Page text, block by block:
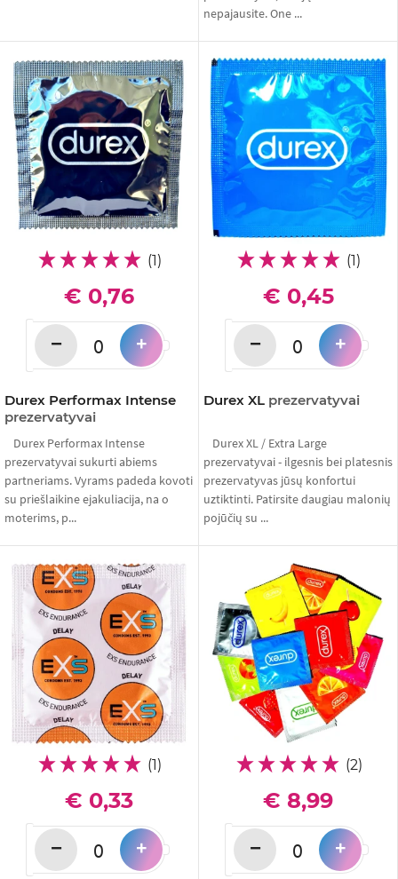
nepajausite. One ...
(1)
Durex Performax Intense
prezervatyvai
€ 0,76
− +
Durex Performax Intense
prezervatyvai sukurti abiems
partneriams. Vyrams padeda kovoti
su priešlaikine ejakuliacija, na o
moterims, p...
(1)
Durex XL prezervatyvai
€ 0,45
− +
Durex XL / Extra Large
prezervatyvai - ilgesnis bei platesnis
prezervatyvas jūsų konfortui
uztiktinti. Patirsite daugiau malonių
pojūčių su ...
(1)
€ 0,33
− +
(2)
€ 8,99
− +